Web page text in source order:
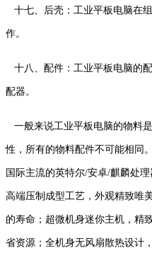
十七、后壳：工业平板电脑在
作。
十八、配件：工业平板电脑的
配器。
一般来说工业平板电脑的物料
性，所有的物料配件不可能相同。
国际主流的英特尔/安卓/麒麟处
高端压制成型工艺，外观精致唯
的寿命；超微机身迷你主机，精
省资源；全机身无风扇散热设计